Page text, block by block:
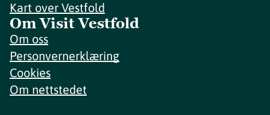
Kart over Vestfold
Om Visit Vestfold
Om oss
Personvernerklæring
Cookies
Om nettstedet